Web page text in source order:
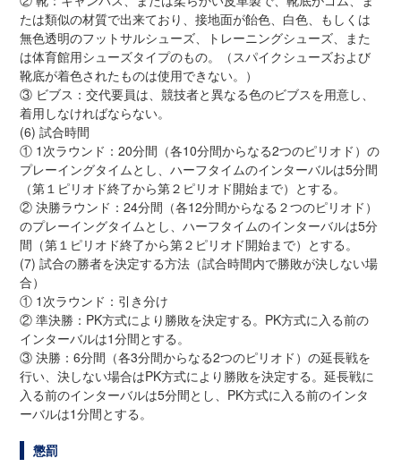
たは類似の材質で出来ており、接地面が飴色、白色、もしくは
無色透明のフットサルシューズ、トレーニングシューズ、また
は体育館用シューズタイプのもの。（スパイクシューズおよび
靴底が着色されたものは使用できない。）
③ ビブス：交代要員は、競技者と異なる色のビブスを用意し、
着用しなければならない。
(6) 試合時間
① 1次ラウンド：20分間（各10分間からなる2つのピリオド）の
プレーイングタイムとし、ハーフタイムのインターバルは5分間
（第１ピリオド終了から第２ピリオド開始まで）とする。
② 決勝ラウンド：24分間（各12分間からなる２つのピリオド）
のプレーイングタイムとし、ハーフタイムのインターバルは5分
間（第１ピリオド終了から第２ピリオド開始まで）とする。
(7) 試合の勝者を決定する方法（試合時間内で勝敗が決しない場
合）
① 1次ラウンド：引き分け
② 準決勝：PK方式により勝敗を決定する。PK方式に入る前の
インターバルは1分間とする。
③ 決勝：6分間（各3分間からなる2つのピリオド）の延長戦を
行い、決しない場合はPK方式により勝敗を決定する。延長戦に
入る前のインターバルは5分間とし、PK方式に入る前のインタ
ーバルは1分間とする。
懲罰